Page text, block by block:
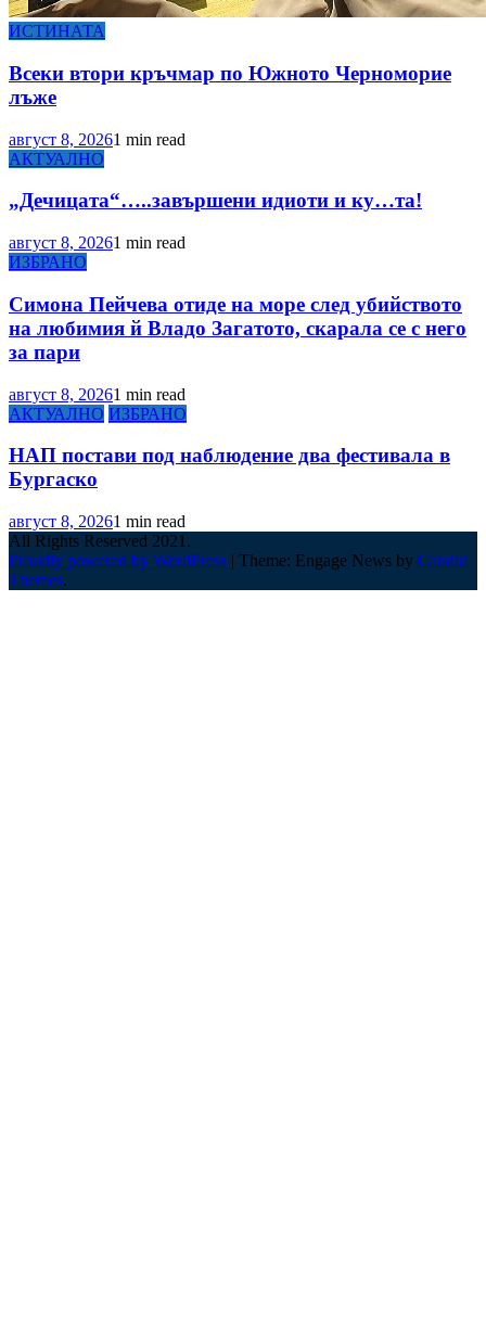
ИСТИНАТА
Всеки втори кръчмар по Южното Черноморие
лъже
август 8, 20261 min read
АКТУАЛНО
„Дечицата“…..завършени идиоти и ку…та!
август 8, 20261 min read
ИЗБРАНО
Симона Пейчева отиде на море след убийството
на любимия й Владо Загатото, скарала се с него
за пари
август 8, 20261 min read
АКТУАЛНО ИЗБРАНО
НАП постави под наблюдение два фестивала в
Бургаско
август 8, 20261 min read
All Rights Reserved 2021.
Proudly powered by WordPress | Theme: Engage News by Candid
Themes.